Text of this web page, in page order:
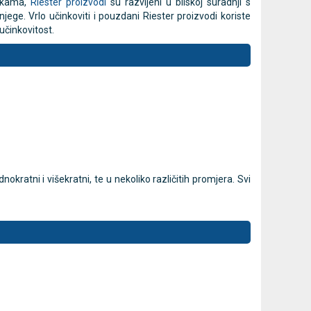
Riester proizvodi su razvijeni u bliskoj suradnji s
Vrlo učinkoviti i pouzdani Riester proizvodi koriste
i višekratni, te u nekoliko različitih promjera. Svi
prijenosna torba za dijagnostički